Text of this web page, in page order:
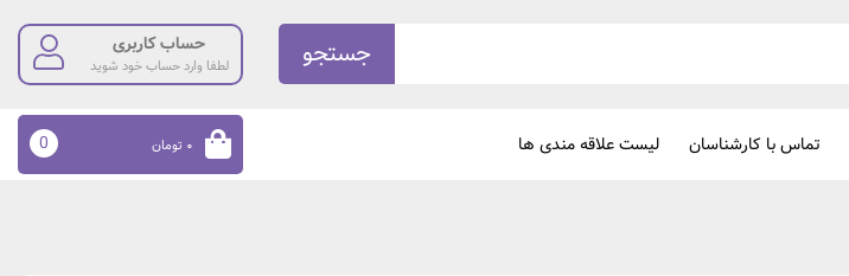
جستجو حساب کاربری
لطفا وارد حساب خود شوید
تماس با کارشناسان لیست علاقه مندی ها ۰ تومان 0